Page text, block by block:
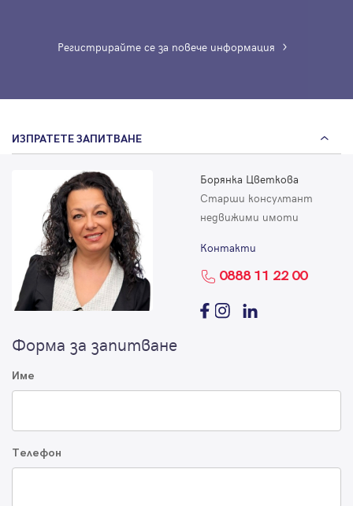
Регистрирайте се за повече информация
ИЗПРАТЕТЕ ЗАПИТВАНЕ
Борянка Цветкова
Старши консултант
недвижими имоти
Контакти
0888 11 22 00
Форма за запитване
Име
Телефон